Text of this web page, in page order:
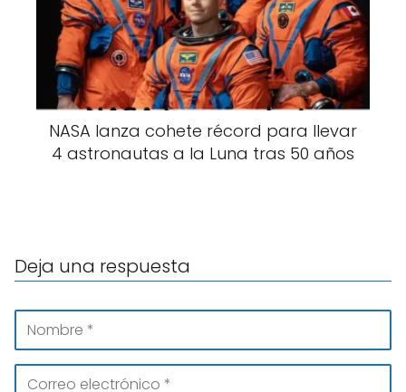
NASA lanza cohete récord para llevar
4 astronautas a la Luna tras 50 años
Deja una respuesta